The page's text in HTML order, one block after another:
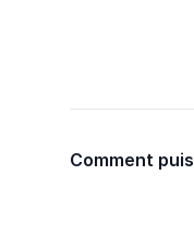
Comment